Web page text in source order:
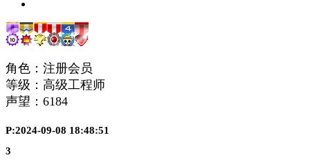
角色：注册会员
等级：高级工程师
声望： 6184
P:2024-09-08 18:48:51
3